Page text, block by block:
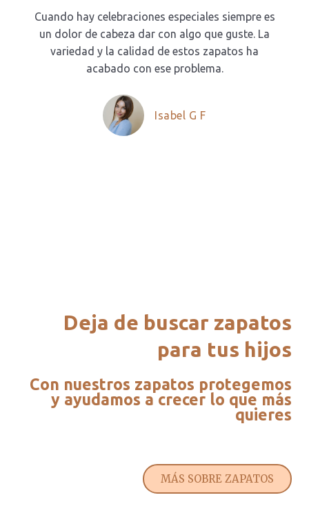
Cuando hay celebraciones especiales siempre es
un dolor de cabeza dar con algo que guste. La
variedad y la calidad de estos zapatos ha
acabado con ese problema.
Isabel G F
Deja de buscar zapatos
para tus hijos
Con nuestros zapatos protegemos
y ayudamos a crecer lo que más
quieres
MÁS SOBRE ZAPATOS